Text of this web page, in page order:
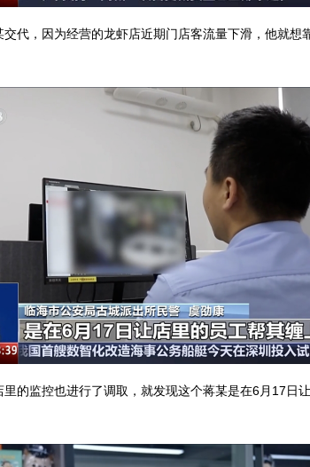
代，因为经营的龙虾店近期门店客流量下滑，他就
的监控也进行了调取，就发现这个蒋某是在6月17日